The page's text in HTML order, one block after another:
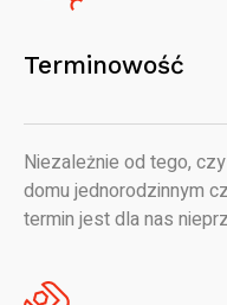
Terminowość
Niezależnie od tego,
domu jednorodzinnym
termin jest dla nas